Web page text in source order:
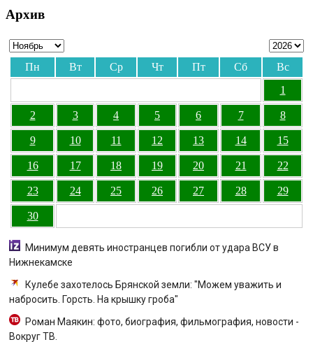
Архив
Пн Вт Ср Чт Пт Сб
Вс
1
2 3 4 5 6 7 8
9 10 11 12 13 14 15
16 17 18 19 20 21 22
23 24 25 26 27 28 29
30
Минимум девять иностранцев погибли от удара ВСУ в
Нижнекамске
Кулебе захотелось Брянской земли: "Можем уважить и
набросить. Горсть. На крышку гроба"
Роман Маякин: фото, биография, фильмография, новости -
Вокруг ТВ.